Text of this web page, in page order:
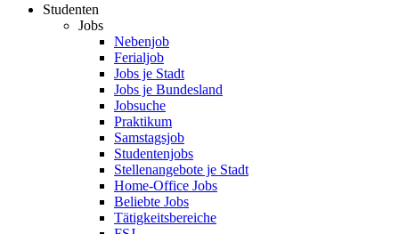
Studenten
Jobs
Nebenjob
Ferialjob
Jobs je Stadt
Jobs je Bundesland
Jobsuche
Praktikum
Samstagsjob
Studentenjobs
Stellenangebote je Stadt
Home-Office Jobs
Beliebte Jobs
Tätigkeitsbereiche